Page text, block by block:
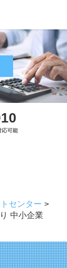
応可能
センター >
中小企業